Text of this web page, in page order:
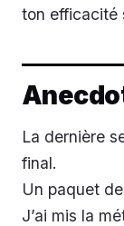
ton efficacité
La dernière
final.
Un paquet
J’ai mis la